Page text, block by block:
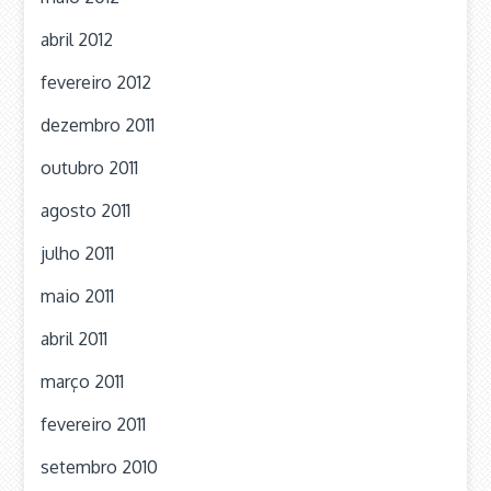
abril 2012
fevereiro 2012
dezembro 2011
outubro 2011
agosto 2011
julho 2011
maio 2011
abril 2011
março 2011
fevereiro 2011
setembro 2010